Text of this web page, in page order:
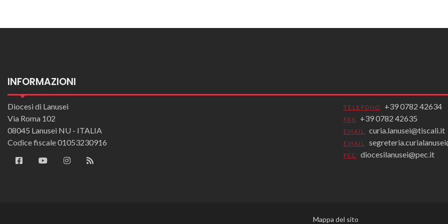
INFORMAZIONI
Diocesi di Lanusei
Via Roma 102
08045 Lanusei NU - ITALIA
Codice fiscale 01053230916
TELEFONO +39 0782 42634
FAX +39 0782 42635
EMAIL curia.lanusei@tiscali.it
EMAIL
PEC diocesilanusei@pec.it
Mappa del sito